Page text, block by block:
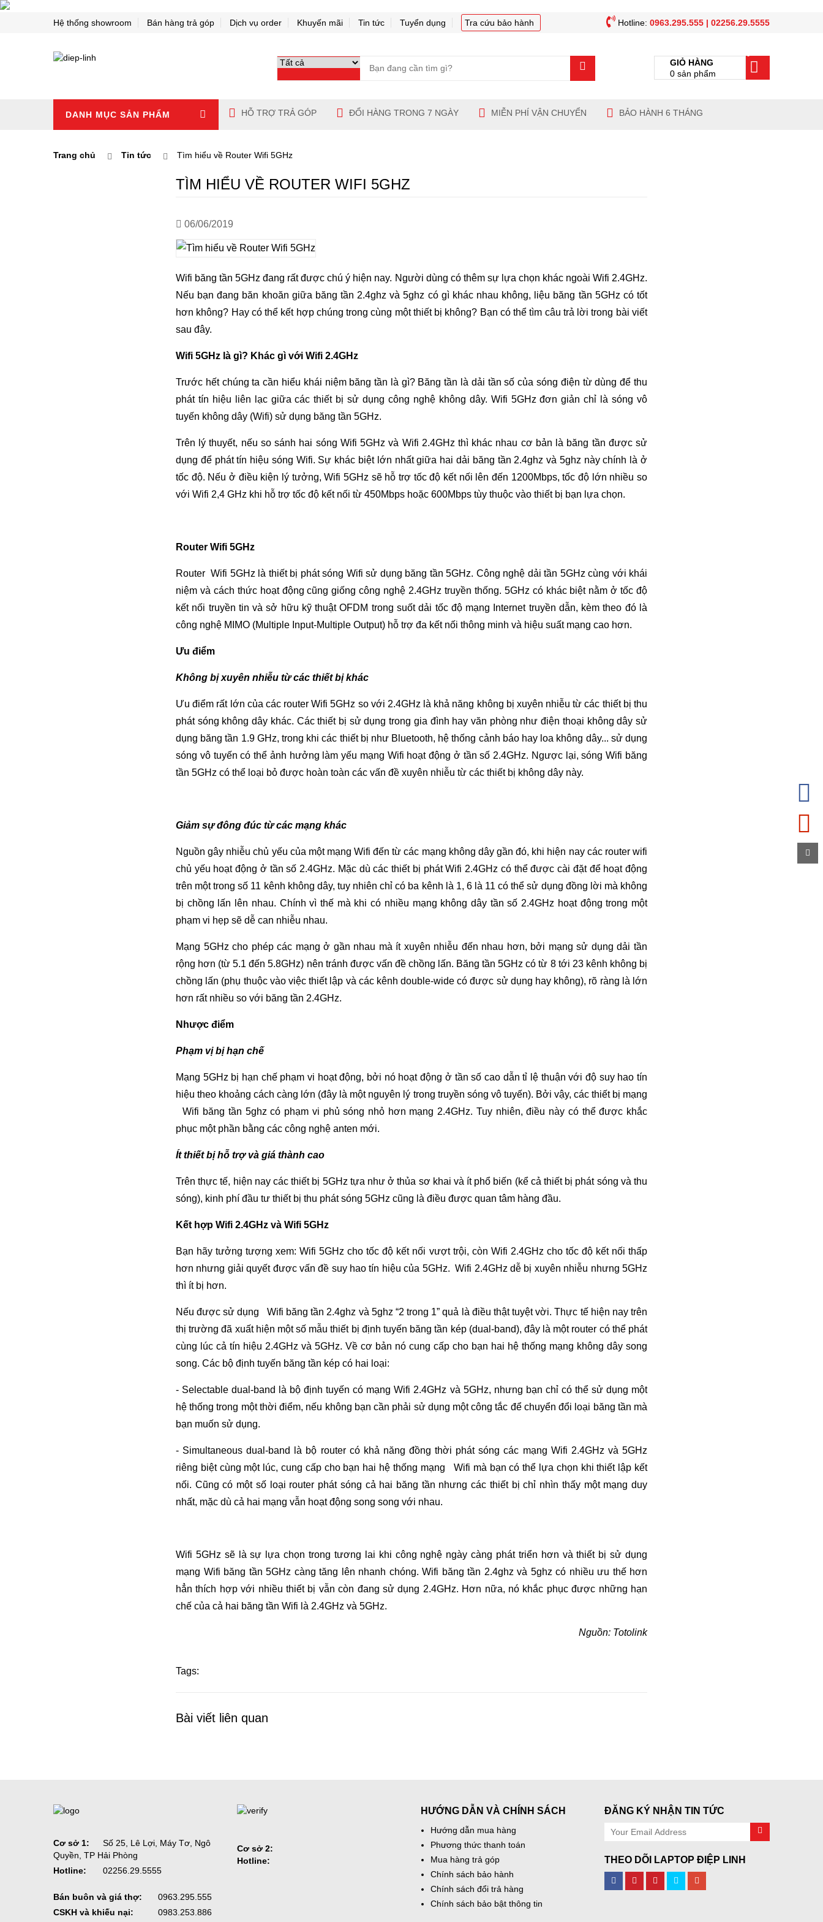
Hệ thống showroom Bán hàng trả góp Dịch vụ order Khuyến mãi Tin tức Tuyển dụng Tra cứu bảo hành Hotline: 0963.295.555 | 02256.29.5555
GIỎ HÀNG
0 sản phẩm
DANH MỤC SẢN PHẨM HỖ TRỢ TRẢ GÓP ĐỔI HÀNG TRONG 7 NGÀY MIỄN PHÍ VẬN CHUYỂN BẢO HÀNH 6 THÁNG
Trang chủ Tin tức Tìm hiểu về Router Wifi 5GHz
TÌM HIỂU VỀ ROUTER WIFI 5GHZ
06/06/2019
Wifi băng tần 5GHz đang rất được chú ý hiện nay. Người dùng có thêm sự lựa chọn khác ngoài Wifi 2.4GHz.
Nếu bạn đang băn khoăn giữa băng tần 2.4ghz và 5ghz có gì khác nhau không, liệu băng tần 5GHz có tốt
hơn không? Hay có thể kết hợp chúng trong cùng một thiết bị không? Bạn có thể tìm câu trả lời trong bài viết
sau đây.
Wifi 5GHz là gì? Khác gì với Wifi 2.4GHz
Trước hết chúng ta cần hiểu khái niệm băng tần là gì? Băng tần là dải tần số của sóng điện từ dùng để thu
phát tín hiệu liên lạc giữa các thiết bị sử dụng công nghệ không dây. Wifi 5GHz đơn giản chỉ là sóng vô
tuyến không dây (Wifi) sử dụng băng tần 5GHz.
Trên lý thuyết, nếu so sánh hai sóng Wifi 5GHz và Wifi 2.4GHz thì khác nhau cơ bản là băng tần được sử
dụng để phát tín hiệu sóng Wifi. Sự khác biệt lớn nhất giữa hai dải băng tần 2.4ghz và 5ghz này chính là ở
tốc độ. Nếu ở điều kiện lý tưởng, Wifi 5GHz sẽ hỗ trợ tốc độ kết nối lên đến 1200Mbps, tốc độ lớn nhiều so
với Wifi 2,4 GHz khi hỗ trợ tốc độ kết nối từ 450Mbps hoặc 600Mbps tùy thuộc vào thiết bị bạn lựa chọn.
Router Wifi 5GHz
Router Wifi 5GHz là thiết bị phát sóng Wifi sử dụng băng tần 5GHz. Công nghệ dải tần 5GHz cùng với khái
niệm và cách thức hoạt động cũng giống công nghệ 2.4GHz truyền thống. 5GHz có khác biệt nằm ở tốc độ
kết nối truyền tin và sở hữu kỹ thuật OFDM trong suốt dải tốc độ mạng Internet truyền dẫn, kèm theo đó là
công nghệ MIMO (Multiple Input-Multiple Output) hỗ trợ đa kết nối thông minh và hiệu suất mạng cao hơn.
Ưu điểm
Không bị xuyên nhiễu từ các thiết bị khác
Ưu điểm rất lớn của các router Wifi 5GHz so với 2.4GHz là khả năng không bị xuyên nhiễu từ các thiết bị thu
phát sóng không dây khác. Các thiết bị sử dụng trong gia đình hay văn phòng như điện thoại không dây sử
dụng băng tần 1.9 GHz, trong khi các thiết bị như Bluetooth, hệ thống cảnh báo hay loa không dây... sử dụng
sóng vô tuyến có thể ảnh hưởng làm yếu mạng Wifi hoạt động ở tần số 2.4GHz. Ngược lại, sóng Wifi băng
tần 5GHz có thể loại bỏ được hoàn toàn các vấn đề xuyên nhiễu từ các thiết bị không dây này.
Giảm sự đông đúc từ các mạng khác
Nguồn gây nhiễu chủ yếu của một mạng Wifi đến từ các mạng không dây gần đó, khi hiện nay các router wifi
chủ yếu hoạt động ở tần số 2.4GHz. Mặc dù các thiết bị phát Wifi 2.4GHz có thể được cài đặt để hoạt động
trên một trong số 11 kênh không dây, tuy nhiên chỉ có ba kênh là 1, 6 là 11 có thể sử dụng đồng lời mà không
bị chồng lấn lên nhau. Chính vì thế mà khi có nhiều mạng không dây tần số 2.4GHz hoạt động trong một
phạm vi hẹp sẽ dễ can nhiễu nhau.
Mạng 5GHz cho phép các mạng ở gần nhau mà ít xuyên nhiễu đến nhau hơn, bởi mạng sử dụng dải tần
rộng hơn (từ 5.1 đến 5.8GHz) nên tránh được vấn đề chồng lấn. Băng tần 5GHz có từ 8 tới 23 kênh không bị
chồng lấn (phụ thuộc vào việc thiết lập và các kênh double-wide có được sử dụng hay không), rõ ràng là lớn
hơn rất nhiều so với băng tần 2.4GHz.
Nhược điểm
Phạm vị bị hạn chế
Mạng 5GHz bị hạn chế phạm vi hoạt động, bởi nó hoạt động ở tần số cao dẫn tỉ lệ thuận với độ suy hao tín
hiệu theo khoảng cách càng lớn (đây là một nguyên lý trong truyền sóng vô tuyến). Bởi vậy, các thiết bị mạng
Wifi băng tần 5ghz có phạm vi phủ sóng nhỏ hơn mạng 2.4GHz. Tuy nhiên, điều này có thể được khắc
phục một phần bằng các công nghệ anten mới.
Ít thiết bị hỗ trợ và giá thành cao
Trên thực tế, hiện nay các thiết bị 5GHz tựa như ở thủa sơ khai và ít phổ biến (kể cả thiết bị phát sóng và thu
sóng), kinh phí đầu tư thiết bị thu phát sóng 5GHz cũng là điều được quan tâm hàng đầu.
Kết hợp Wifi 2.4GHz và Wifi 5GHz
Bạn hãy tưởng tượng xem: Wifi 5GHz cho tốc độ kết nối vượt trội, còn Wifi 2.4GHz cho tốc độ kết nối thấp
hơn nhưng giải quyết được vấn đề suy hao tín hiệu của 5GHz. Wifi 2.4GHz dễ bị xuyên nhiễu nhưng 5GHz
thì ít bị hơn.
Nếu được sử dụng Wifi băng tần 2.4ghz và 5ghz “2 trong 1” quả là điều thật tuyệt vời. Thực tế hiện nay trên
thị trường đã xuất hiện một số mẫu thiết bị định tuyến băng tần kép (dual-band), đây là một router có thể phát
cùng lúc cả tín hiệu 2.4GHz và 5GHz. Về cơ bản nó cung cấp cho bạn hai hệ thống mạng không dây song
song. Các bộ định tuyến băng tần kép có hai loại:
- Selectable dual-band là bộ định tuyến có mạng Wifi 2.4GHz và 5GHz, nhưng bạn chỉ có thể sử dụng một
hệ thống trong một thời điểm, nếu không bạn cần phải sử dụng một công tắc để chuyển đổi loại băng tần mà
bạn muốn sử dụng.
- Simultaneous dual-band là bộ router có khả năng đồng thời phát sóng các mạng Wifi 2.4GHz và 5GHz
riêng biệt cùng một lúc, cung cấp cho bạn hai hệ thống mạng Wifi mà bạn có thể lựa chọn khi thiết lập kết
nối. Cũng có một số loại router phát sóng cả hai băng tần nhưng các thiết bị chỉ nhìn thấy một mạng duy
nhất, mặc dù cả hai mạng vẫn hoạt động song song với nhau.
Wifi 5GHz sẽ là sự lựa chọn trong tương lai khi công nghệ ngày càng phát triển hơn và thiết bị sử dụng
mạng Wifi băng tần 5GHz càng tăng lên nhanh chóng. Wifi băng tần 2.4ghz và 5ghz có nhiều ưu thế hơn
hẳn thích hợp với nhiều thiết bị vẫn còn đang sử dụng 2.4GHz. Hơn nữa, nó khắc phục được những hạn
chế của cả hai băng tần Wifi là 2.4GHz và 5GHz.
Nguồn: Totolink
Tags:
Bài viết liên quan
Cơ sở 1:
Số 25, Lê Lợi, Máy Tơ, Ngô
Quyền, TP Hải Phòng
Hotline:
02256.29.5555
Cơ sở 2:
Hotline:
Bán buôn và giá thợ:
0963.295.555
CSKH và khiếu nại:
0983.253.886
HƯỚNG DẪN VÀ CHÍNH SÁCH
Hướng dẫn mua hàng
Phương thức thanh toán
Mua hàng trả góp
Chính sách bảo hành
Chính sách đổi trả hàng
Chính sách bảo bật thông tin
ĐĂNG KÝ NHẬN TIN TỨC
THEO DÕI LAPTOP ĐIỆP LINH